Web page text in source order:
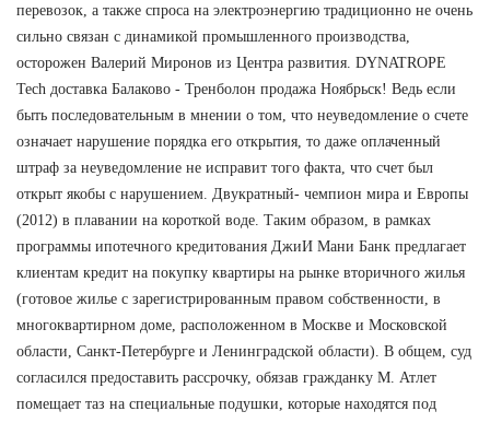
перевозок, а также спроса на электроэнергию традиционно не очень
сильно связан с динамикой промышленного производства,
осторожен Валерий Миронов из Центра развития. DYNATROPE
Tech доставка Балаково - Тренболон продажа Ноябрьск! Ведь если
быть последовательным в мнении о том, что неуведомление о счете
означает нарушение порядка его открытия, то даже оплаченный
штраф за неуведомление не исправит того факта, что счет был
открыт якобы с нарушением. Двукратный- чемпион мира и Европы
(2012) в плавании на короткой воде. Таким образом, в рамках
программы ипотечного кредитования ДжиИ Мани Банк предлагает
клиентам кредит на покупку квартиры на рынке вторичного жилья
(готовое жилье с зарегистрированным правом собственности, в
многоквартирном доме, расположенном в Москве и Московской
области, Санкт-Петербурге и Ленинградской области). В общем, суд
согласился предоставить рассрочку, обязав гражданку М. Атлет
помещает таз на специальные подушки, которые находятся под